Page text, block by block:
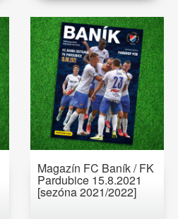
Magazín FC Baník / FK
Pardubice 15.8.2021
[sezóna 2021/2022]